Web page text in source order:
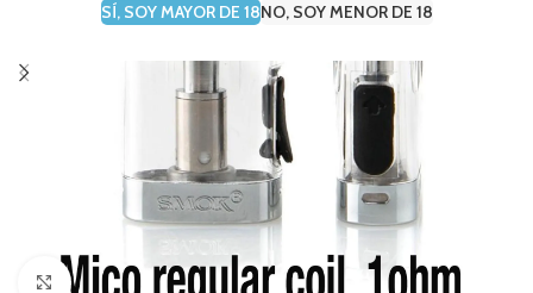
SÍ, SOY MAYOR DE 18NO, SOY MENOR DE 18
Haga Click para agrandar